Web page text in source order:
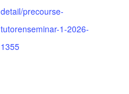
detail/precourse-
tutorenseminar-1-2026-
1355